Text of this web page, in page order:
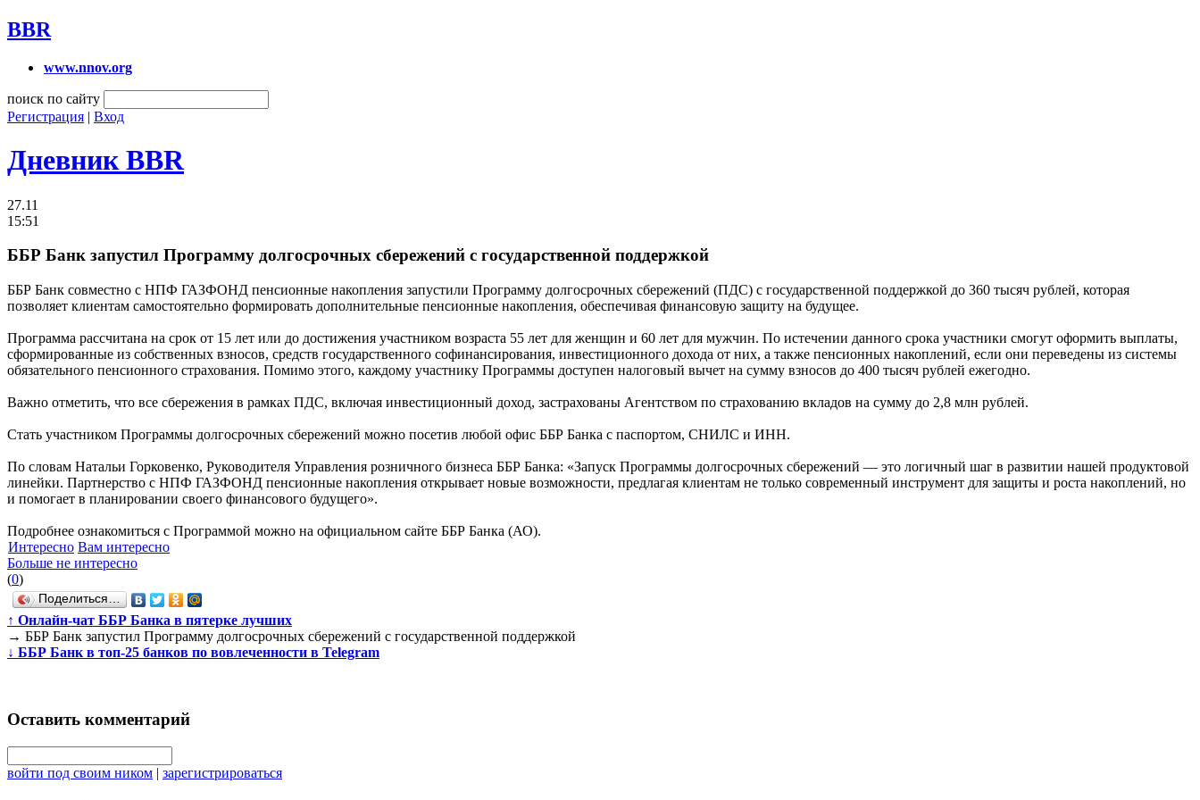
BBR
www.nnov.org
поиск по сайту
Регистрация | Вход
Дневник BBR
27.11
15:51
ББР Банк запустил Программу долгосрочных сбережений с государственной поддержкой
ББР Банк совместно с НПФ ГАЗФОНД пенсионные накопления запустили Программу долгосрочных сбережений (ПДС) с государственной поддержкой до 360 тысяч рублей, которая
позволяет клиентам самостоятельно формировать дополнительные пенсионные накопления, обеспечивая финансовую защиту на будущее.
Программа рассчитана на срок от 15 лет или до достижения участником возраста 55 лет для женщин и 60 лет для мужчин. По истечении данного срока участники смогут оформить выплаты,
сформированные из собственных взносов, средств государственного софинансирования, инвестиционного дохода от них, а также пенсионных накоплений, если они переведены из системы
обязательного пенсионного страхования. Помимо этого, каждому участнику Программы доступен налоговый вычет на сумму взносов до 400 тысяч рублей ежегодно.
Важно отметить, что все сбережения в рамках ПДС, включая инвестиционный доход, застрахованы Агентством по страхованию вкладов на сумму до 2,8 млн рублей.
Стать участником Программы долгосрочных сбережений можно посетив любой офис ББР Банка с паспортом, СНИЛС и ИНН.
По словам Натальи Горковенко, Руководителя Управления розничного бизнеса ББР Банка: «Запуск Программы долгосрочных сбережений — это логичный шаг в развитии нашей продуктовой
линейки. Партнерство с НПФ ГАЗФОНД пенсионные накопления открывает новые возможности, предлагая клиентам не только современный инструмент для защиты и роста накоплений, но
и помогает в планировании своего финансового будущего».
Подробнее ознакомиться с Программой можно на официальном сайте ББР Банка (АО).
Интересно Вам интересно
Больше не интересно
(0)
Поделиться…
↑ Онлайн-чат ББР Банка в пятерке лучших
→ ББР Банк запустил Программу долгосрочных сбережений с государственной поддержкой
↓ ББР Банк в топ-25 банков по вовлеченности в Telegram
Оставить комментарий
войти под своим ником | зарегистрироваться